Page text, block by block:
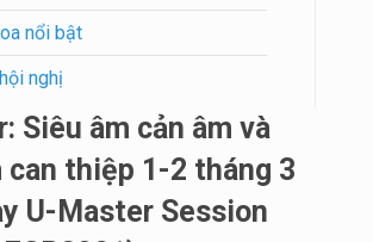
nổi bật
nghị
Siêu âm cản âm và
can thiệp 1-2 tháng 3
U-Master Session